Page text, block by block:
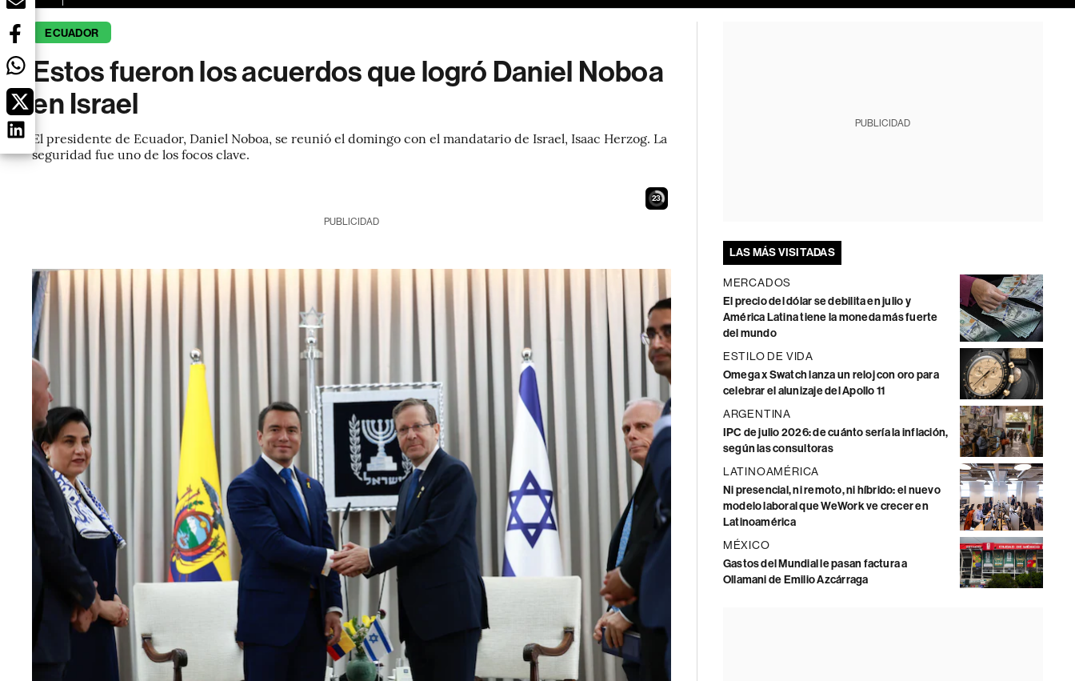
ECUADOR
Estos fueron los acuerdos que logró Daniel Noboa
en Israel
El presidente de Ecuador, Daniel Noboa, se reunió el domingo con el mandatario de Israel, Isaac Herzog. La
seguridad fue uno de los focos clave.
22
PUBLICIDAD
PUBLICIDAD
LAS MÁS VISITADAS
MERCADOS
El precio del dólar se debilita en julio y
América Latina tiene la moneda más fuerte
del mundo
ESTILO DE VIDA
Omega x Swatch lanza un reloj con oro para
celebrar el alunizaje del Apollo 11
ARGENTINA
IPC de julio 2026: de cuánto sería la inflación,
según las consultoras
LATINOAMÉRICA
Ni presencial, ni remoto, ni híbrido: el nuevo
modelo laboral que WeWork ve crecer en
Latinoamérica
MÉXICO
Gastos del Mundial le pasan factura a
Ollamani de Emilio Azcárraga